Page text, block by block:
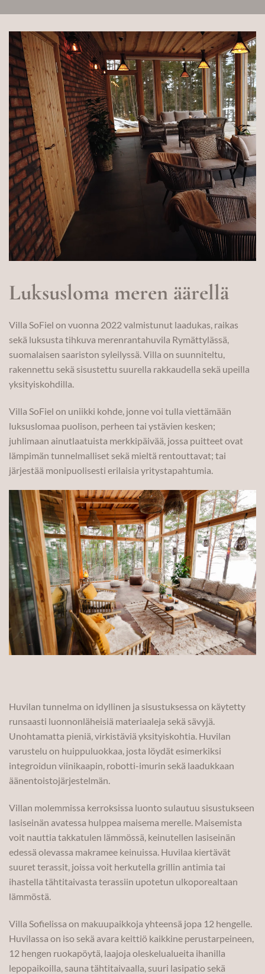
Luksusloma meren äärellä
Villa SoFiel on vuonna 2022 valmistunut laadukas, raikas
sekä luksusta tihkuva merenrantahuvila Rymättylässä,
suomalaisen saariston syleilyssä. Villa on suunniteltu,
rakennettu sekä sisustettu suurella rakkaudella sekä upeilla
yksityiskohdilla.
Villa SoFiel on uniikki kohde, jonne voi tulla viettämään
luksuslomaa puolison, perheen tai ystävien kesken;
juhlimaan ainutlaatuista merkkipäivää, jossa puitteet ovat
lämpimän tunnelmalliset sekä mieltä rentouttavat; tai
järjestää monipuolisesti erilaisia yritystapahtumia.
Huvilan tunnelma on idyllinen ja sisustuksessa on käytetty
runsaasti luonnonläheisiä materiaaleja sekä sävyjä.
Unohtamatta pieniä, virkistäviä yksityiskohtia. Huvilan
varustelu on huippuluokkaa, josta löydät esimerkiksi
integroidun viinikaapin, robotti-imurin sekä laadukkaan
äänentoistojärjestelmän.
Villan molemmissa kerroksissa luonto sulautuu sisustukseen
lasiseinän avatessa hulppea maisema merelle. Maisemista
voit nauttia takkatulen lämmössä, keinutellen lasiseinän
edessä olevassa makramee keinuissa. Huvilaa kiertävät
suuret terassit, joissa voit herkutella grillin antimia tai
ihastella tähtitaivasta terassiin upotetun ulkoporealtaan
lämmöstä.
Villa Sofielissa on makuupaikkoja yhteensä jopa 12 hengelle.
Huvilassa on iso sekä avara keittiö kaikkine perustarpeineen,
12 hengen ruokapöytä, laajoja oleskelualueita ihanilla
lepopaikoilla, sauna tähtitaivaalla, suuri lasipatio sekä